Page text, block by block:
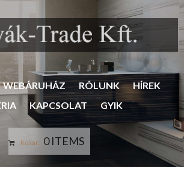
WEBÁRUHÁZ RÓLUNK
HÍREK
KAPCSOLAT GYIK
Kosár: 0 ITEMS